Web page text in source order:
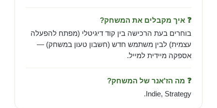
❓ איך מקבלים את המשחק?
בוחרים בעת הרכישה בין קוד דיגיטלי (מפתח להפעלה
עצמית) לבין משתמש חדש (חשבון טעון במשחק) —
אספקה מיידית למייל.
❓ מה הז'אנר של המשחק?
Indie, Strategy.